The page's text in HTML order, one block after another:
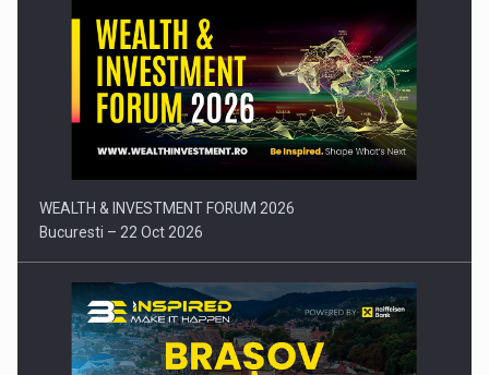
Comunicat de presa: Joburile part-time reincep sa intre pe…
WEALTH & INVESTMENT FORUM 2026
Bucuresti – 22 Oct 2026